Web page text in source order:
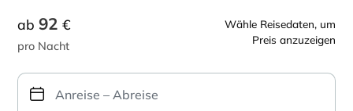
Wähle Reisedaten, um
Preis anzuzeigen
ab 92 €
pro Nacht